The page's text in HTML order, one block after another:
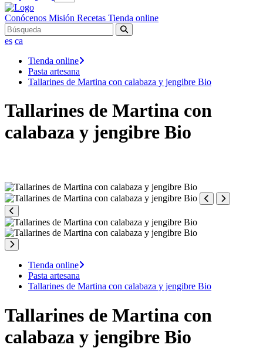
Conócenos Misión Recetas Tienda online
es ca
Tienda online
Pasta artesana
Tallarines de Martina con calabaza y jengibre Bio
Tallarines de Martina con
calabaza y jengibre Bio
Tienda online
Pasta artesana
Tallarines de Martina con calabaza y jengibre Bio
Tallarines de Martina con
calabaza y jengibre Bio